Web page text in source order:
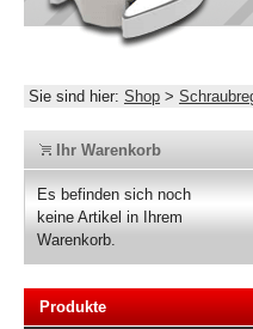
Sie sind hier: Shop >
Ihr Warenkorb
Es befinden sich noch
keine Artikel in Ihrem
Warenkorb.
Produkte